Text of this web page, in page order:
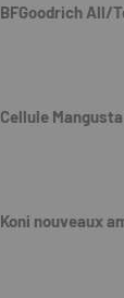
BFGoodrich All/
Cellule
Koni nouveaux